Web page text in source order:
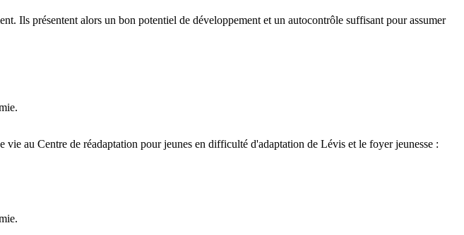
Ils présentent alors un bon potentiel de développement et un autocontrôle suffisant pour assumer
au Centre de réadaptation pour jeunes en difficulté d'adaptation de Lévis et le foyer jeunesse :